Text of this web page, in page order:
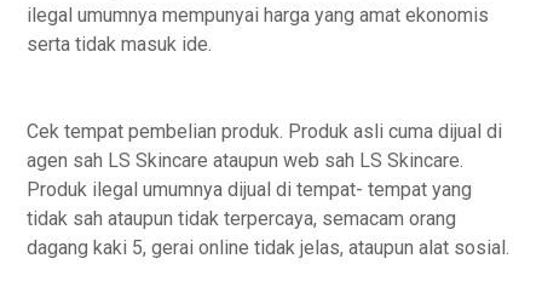
ilegal umumnya mempunyai harga yang amat ekonomis
serta tidak masuk ide.
Cek tempat pembelian produk. Produk asli cuma dijual di
agen sah LS Skincare ataupun web sah LS Skincare.
Produk ilegal umumnya dijual di tempat- tempat yang
tidak sah ataupun tidak terpercaya, semacam orang
dagang kaki 5, gerai online tidak jelas, ataupun alat sosial.